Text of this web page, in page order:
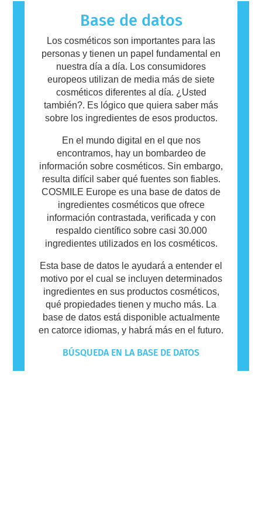
de cuidado personal pueden contener
ingredientes que pueden resultar alergénicos
para algunas personas. Esto no significa que
el producto no sea seguro para que otros lo
utilicen.
Base de datos
Los cosméticos son importantes para las
personas y tienen un papel fundamental en
nuestra día a día. Los consumidores
europeos utilizan de media más de siete
cosméticos diferentes al día. ¿Usted
también?. Es lógico que quiera saber más
sobre los ingredientes de esos productos.
En el mundo digital en el que nos
encontramos, hay un bombardeo de
información sobre cosméticos. Sin embargo,
resulta difícil saber qué fuentes son fiables.
COSMILE Europe es una base de datos de
ingredientes cosméticos que ofrece
información contrastada, verificada y con
respaldo científico sobre casi 30.000
ingredientes utilizados en los cosméticos.
Esta base de datos le ayudará a entender el
motivo por el cual se incluyen determinados
ingredientes en sus productos cosméticos,
qué propiedades tienen y mucho más. La
base de datos está disponible actualmente
en catorce idiomas, y habrá más en el futuro.
BÚSQUEDA EN LA BASE DE DATOS